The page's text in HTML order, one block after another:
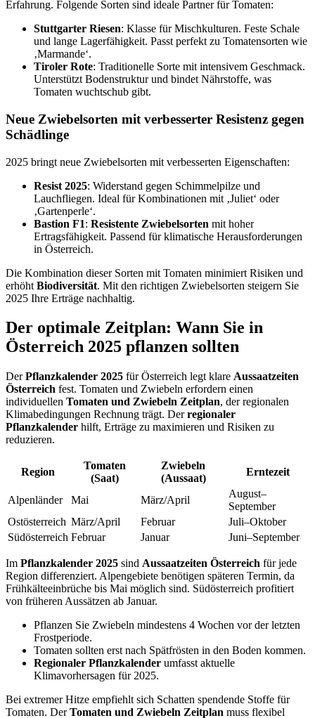
Erfahrung. Folgende Sorten sind ideale Partner für Tomaten:
Stuttgarter Riesen: Klasse für Mischkulturen. Feste Schale
und lange Lagerfähigkeit. Passt perfekt zu Tomatensorten wie
‚Marmande‘.
Tiroler Rote: Traditionelle Sorte mit intensivem Geschmack.
Unterstützt Bodenstruktur und bindet Nährstoffe, was
Tomaten wuchtschub gibt.
Neue Zwiebelsorten mit verbesserter Resistenz gegen
Schädlinge
2025 bringt neue Zwiebelsorten mit verbesserten Eigenschaften:
Resist 2025: Widerstand gegen Schimmelpilze und
Lauchfliegen. Ideal für Kombinationen mit ‚Juliet‘ oder
‚Gartenperle‘.
Bastion F1: Resistente Zwiebelsorten mit hoher
Ertragsfähigkeit. Passend für klimatische Herausforderungen
in Österreich.
Die Kombination dieser Sorten mit Tomaten minimiert Risiken und
erhöht Biodiversität. Mit den richtigen Zwiebelsorten steigern Sie
2025 Ihre Erträge nachhaltig.
Der optimale Zeitplan: Wann Sie in
Österreich 2025 pflanzen sollten
DerPflanzkalender 2025 für Österreich legt klare Aussaatzeiten
Österreich fest. Tomaten und Zwiebeln erfordern einen
individuellen Tomaten und Zwiebeln Zeitplan, der regionalen
Klimabedingungen Rechnung trägt. Derregionaler
Pflanzkalender hilft, Erträge zu maximieren und Risiken zu
reduzieren.
Region
Tomaten
(Saat)
Zwiebeln
(Aussaat)
Erntezeit
Alpenländer Mai März/April
August–
September
Ostösterreich März/April Februar
Juli–Oktober
Südösterreich Februar Januar Juni–September
Im Pflanzkalender 2025 sind Aussaatzeiten Österreich für jede
Region differenziert. Alpengebiete benötigen späteren Termin, da
Frühkälteeinbrüche bis Mai möglich sind. Südösterreich profitiert
von früheren Aussätzen ab Januar.
Pflanzen Sie Zwiebeln mindestens 4 Wochen vor der letzten
Frostperiode.
Tomaten sollten erst nach Spätfrösten in den Boden kommen.
Regionaler Pflanzkalender umfasst aktuelle
Klimavorhersagen für 2025.
Bei extremer Hitze empfiehlt sich Schatten spendende Stoffe für
Tomaten. DerTomaten und Zwiebeln Zeitplan muss flexibel